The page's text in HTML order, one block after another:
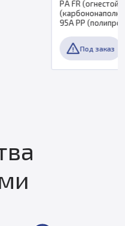
PA6 TPU 90A TPE TPU